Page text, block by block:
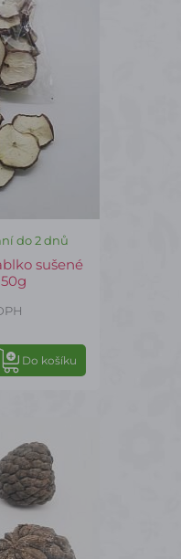
do 2 dnů
sušené
Do košíku